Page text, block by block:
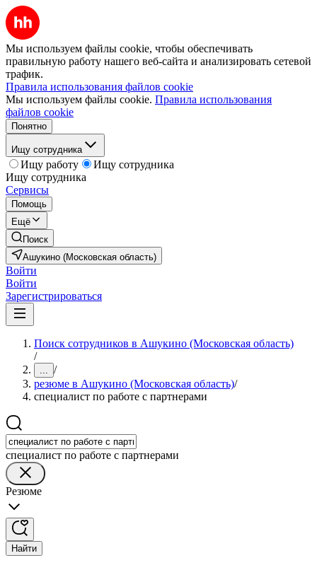
Мы используем файлы cookie, чтобы обеспечивать
правильную работу нашего веб-сайта и анализировать сетевой
трафик.
Правила использования файлов cookie
Мы используем файлы cookie. Правила использования
файлов cookie
Понятно
Ищу сотрудника
Ищу работу
Ищу сотрудника
Ищу сотрудника
Сервисы
Помощь
Ещё
Поиск
Ашукино (Московская область)
Войти
Войти
Зарегистрироваться
Поиск сотрудников в Ашукино (Московская область)
/
... /
резюме в Ашукино (Московская область)/
специалист по работе с партнерами
специалист по работе с партнерами
Резюме
Найти